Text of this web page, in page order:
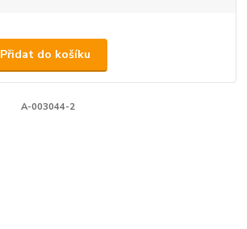
Přidat do košíku
A-003044-2